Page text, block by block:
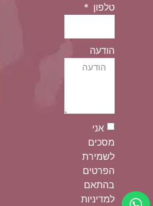
טלפון
הודעה
אני
מסכים
לשמירת
הפרטים
בהתאם
למדיניות